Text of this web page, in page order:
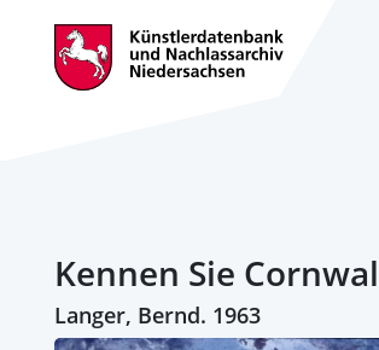
Kennen Sie
Langer, Bernd. 1963